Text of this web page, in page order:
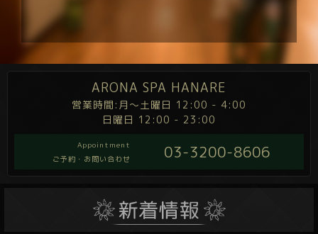
ARONA SPA HANARE
営業時間:月～土曜日 12:00 - 4:00
日曜日 12:00 - 23:00
Appointment
ご予約・お問い合わせ
03-3200-8606